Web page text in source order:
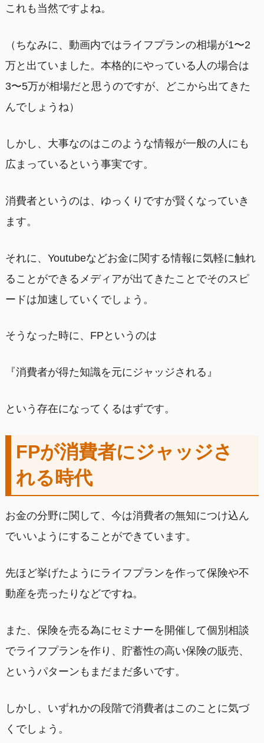
これも当然ですよね。
（ちなみに、動画内ではライフプランの相場が1〜2
万と出ていました。本格的にやっている人の場合は
3〜5万が相場だと思うのですが、どこから出てきた
んでしょうね）
しかし、大事なのはこのような情報が一般の人にも
広まっているという事実です。
消費者というのは、ゆっくりですが賢くなっていき
ます。
それに、Youtubeなどお金に関する情報に気軽に触れ
ることができるメディアが出てきたことでそのスピ
ードは加速していくでしょう。
そうなった時に、FPというのは
『消費者が得た知識を元にジャッジされる』
という存在になってくるはずです。
FPが消費者にジャッジさ
れる時代
お金の分野に関して、今は消費者の無知につけ込ん
でいいようにすることができています。
先ほど挙げたようにライフプランを作って保険や不
動産を売ったりなどですね。
また、保険を売る為にセミナーを開催して個別相談
でライフプランを作り、貯蓄性の高い保険の販売、
というパターンもまだまだ多いです。
しかし、いずれかの段階で消費者はこのことに気づ
くでしょう。